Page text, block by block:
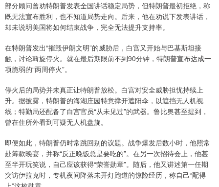
部分顾问曾劝特朗普发表全国讲话稳定局势，但特朗普最初拒绝，称
既无法宣布胜利，也不知道局势走向。后来，他在劝说下发表讲话，
却未说明美国将如何结束战争，完全无法提升支持率。
在特朗普发出“摧毁伊朗文明”的威胁后，白宫又开始与巴基斯坦接
触，讨论斡旋停火。就在最后期限前不到90分钟，特朗普宣布达成一
项脆弱的“两周停火”。
停火后的局势并未真正让特朗普放松。白宫对安全威胁担忧持续上
升。据披露，特朗普的海湖庄园特意撑开遮阳伞，以遮挡无人机视
线；特勤局还配备了白宫官员“从未见过”的武器。鲁比奥甚至提到，
曾在住所外看到可疑无人机盘旋。
即便如此，特朗普仍时常跳回别的议题。战争爆发后数小时，他照常
赴筹款晚宴，并称“反正晚饭总是要吃的”。在另一次招待会上，他甚
至半开玩笑说，自己应该获得“荣誉勋章”。随后，他又讲述第一任期
突访伊拉克时，专机夜间降落未开灯跑道的惊险经历，称自己“配得